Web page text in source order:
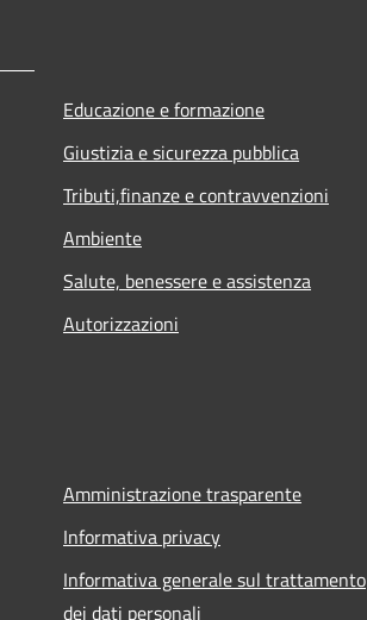
Educazione e formazione
Giustizia e sicurezza pubblica
Tributi,finanze e contravvenzioni
Ambiente
Salute, benessere e assistenza
Autorizzazioni
Amministrazione trasparente
Informativa privacy
Informativa generale sul trattamento
dei dati personali